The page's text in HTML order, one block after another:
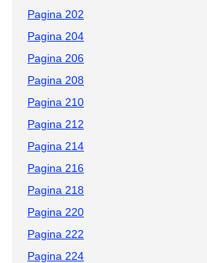
Pagina 202
Pagina 204
Pagina 206
Pagina 208
Pagina 210
Pagina 212
Pagina 214
Pagina 216
Pagina 218
Pagina 220
Pagina 222
Pagina 224